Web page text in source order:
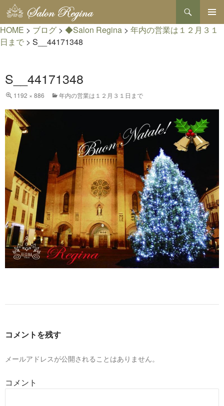
検
索
メインメ
ン
HOME > ブログ > ◆Salon Regina > 年内の営業は１２月３１
日まで > S__44171348
S__44171348
1192 × 886 年内の営業は１２月３１日まで
コメントを残す
メールアドレスが公開されることはありません。
コメント